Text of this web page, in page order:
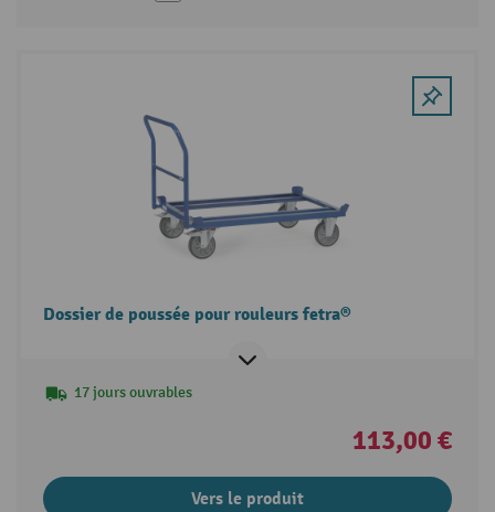
Dossier de poussée pour rouleurs fetra®
17 jours ouvrables
113,00 €
Vers le produit